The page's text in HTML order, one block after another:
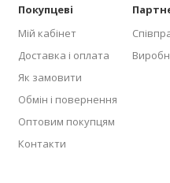
Покупцеві
Мій кабінет
Доставка і оплата
Як замовити
Обмін і повернення
Оптовим покупцям
Контакти